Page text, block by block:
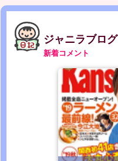
ジャニラブログ
新着コメント